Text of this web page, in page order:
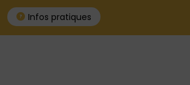
Infos pratiques